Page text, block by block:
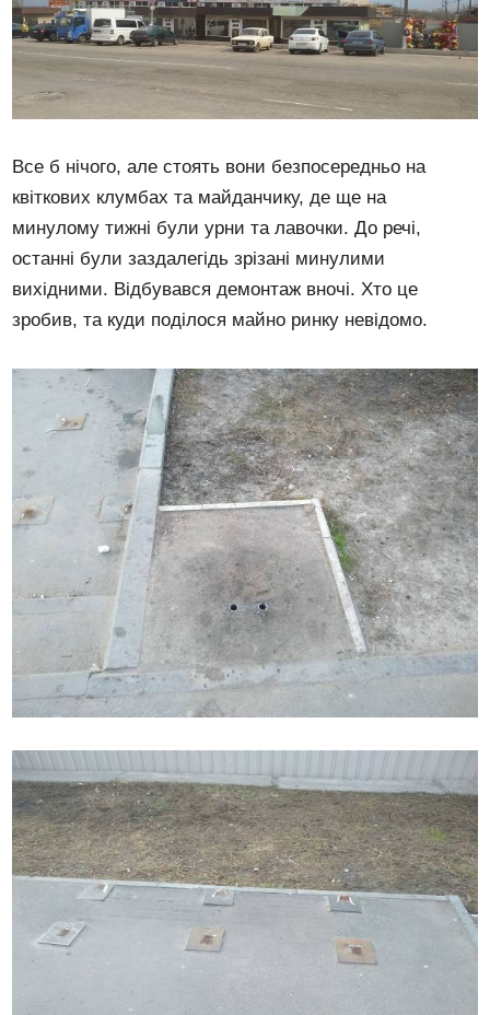
Все б нічого, але стоять вони безпосередньо на
квіткових клумбах та майданчику, де ще на
минулому тижні були урни та лавочки. До речі,
останні були заздалегідь зрізані минулими
вихідними. Відбувався демонтаж вночі. Хто це
зробив, та куди поділося майно ринку невідомо.